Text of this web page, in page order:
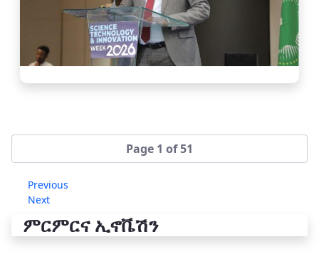
Page 1 of 51
Previous
Next
ምርምርና ኢኖቬሽን